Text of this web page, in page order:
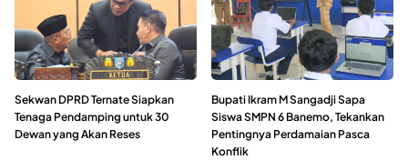
Sekwan DPRD Ternate Siapkan
Tenaga Pendamping untuk 30
Dewan yang Akan Reses
Bupati Ikram M Sangadji Sapa
Siswa SMPN 6 Banemo, Tekankan
Pentingnya Perdamaian Pasca
Konflik